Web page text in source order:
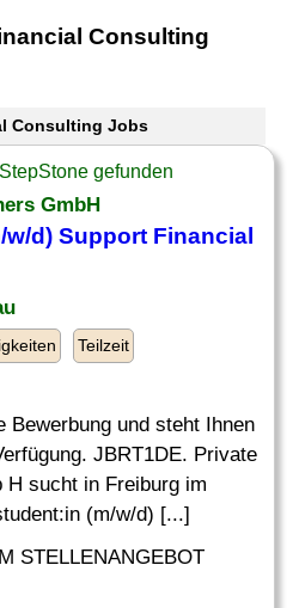
Consulting
Consulting Jobs
gefunden
GmbH
d) Support Financial
Teilzeit
und steht Ihnen
JBRT1DE. Private
H sucht in Freiburg im
(m/w/d) [...]
STELLENANGEBOT